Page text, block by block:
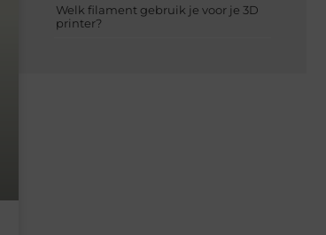
Welk filament gebruik je voor je 3D
printer?